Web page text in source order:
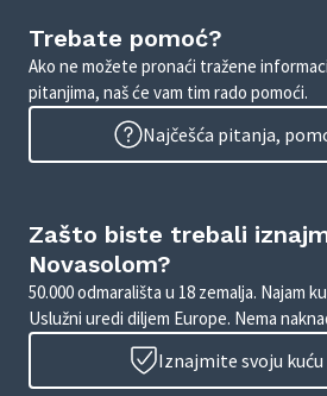
Trebate pomoć?
Ako ne možete pronaći tražene
pitanjima, naš će vam tim rado pomoći.
Najčešća pitanja,
Zašto biste trebali
Novasolom?
50.000 odmarališta u 18 zemalja. Najam
Uslužni uredi diljem Europe. Nema
Iznajmite svoju